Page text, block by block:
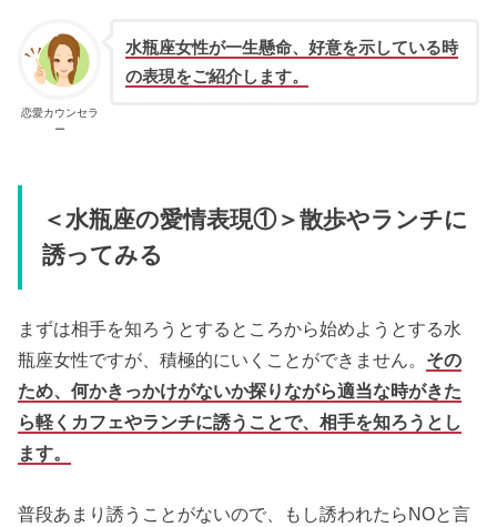
恋愛カウンセラ
ー
水瓶座女性が一生懸命、好意を示している時
の表現をご紹介します。
＜水瓶座の愛情表現①＞散歩やランチに
誘ってみる
まずは相手を知ろうとするところから始めようとする水
瓶座女性ですが、積極的にいくことができません。 その
ため、何かきっかけがないか探りながら適当な時がきた
ら軽くカフェやランチに誘うことで、相手を知ろうとし
ます。
普段あまり誘うことがないので、もし誘われたらNOと言